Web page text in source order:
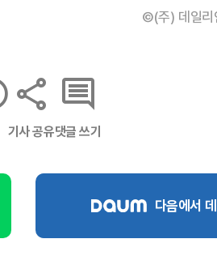
©(주) 데일리
기사 공유댓글 쓰기
다음에서